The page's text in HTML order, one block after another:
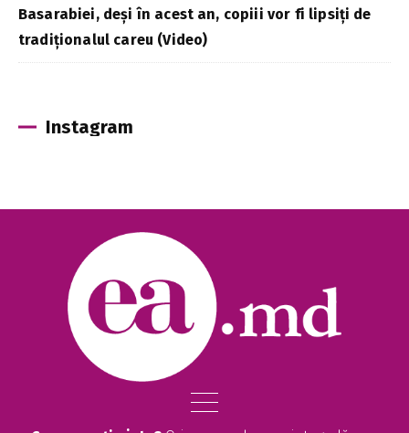
Basarabiei, deși în acest an, copiii vor fi lipsiți de
tradiționalul careu (Video)
Instagram